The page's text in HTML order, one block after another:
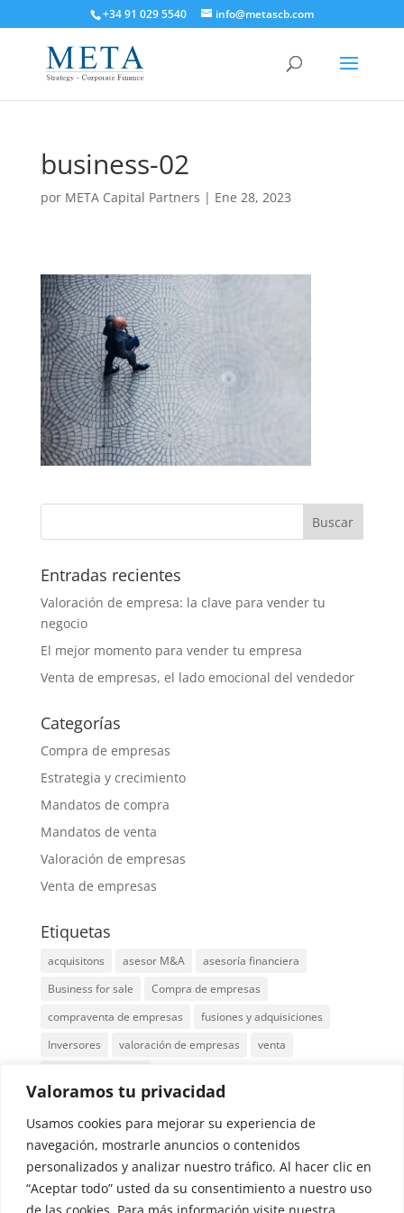
Valoramos tu privacidad
Usamos cookies para mejorar su experiencia de
navegación, mostrarle anuncios o contenidos
personalizados y analizar nuestro tráfico. Al hacer clic en
“Aceptar todo” usted da su consentimiento a nuestro uso
de las cookies. Para más información visite nuestra
+34 91 029 5540 info@metascb.com
business-02
por META Capital Partners | Ene 28, 2023
Entradas recientes
Valoración de empresa: la clave para vender tu
negocio
El mejor momento para vender tu empresa
Venta de empresas, el lado emocional del vendedor
Categorías
Compra de empresas
Estrategia y crecimiento
Mandatos de compra
Mandatos de venta
Valoración de empresas
Venta de empresas
Etiquetas
acquisitons asesor M&A
asesoría financiera
Business for sale
Compra de empresas
compraventa de empresas
fusiones y adquisiciones
Inversores
valoración de empresas
venta
Localización: Edificio Cuzco IV, Paseo de la
Castellana 141, 8, 28046 Madrid
Tel.: 91 029 5540